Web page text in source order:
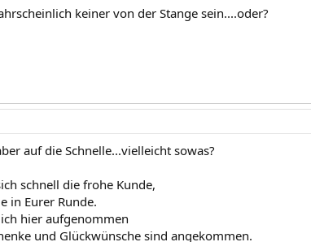
keiner von der Stange sein....oder?
auf die Schnelle...vielleicht sowas?
schnell die frohe Kunde,
in Eurer Runde.
hier aufgenommen
und Glückwünsche sind angekommen.